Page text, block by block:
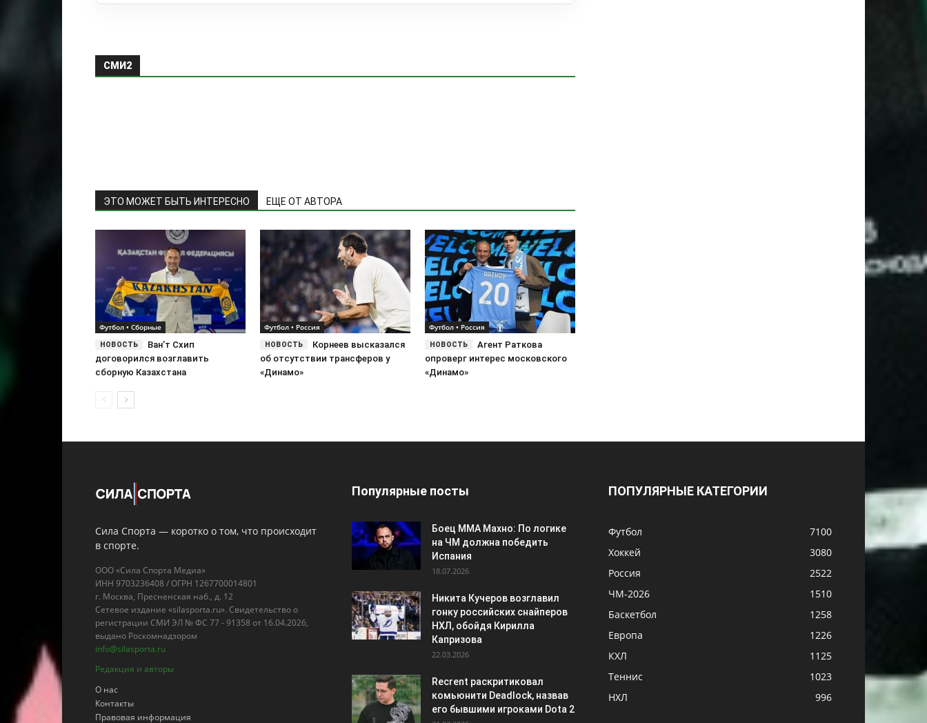
СМИ2
ЭТО МОЖЕТ БЫТЬ ИНТЕРЕСНО ЕЩЕ ОТ АВТОРА
Футбол • Сборные
Ван’т Схип
договорился возглавить
сборную Казахстана
Футбол • Россия
Корнеев высказался
об отсутствии трансферов у
«Динамо»
Футбол • Россия
Агент Раткова
опроверг интерес московского
«Динамо»
Сила Спорта — коротко о том, что происходит
в спорте.
ООО «Сила Спорта Медиа»
ИНН 9703236408 / ОГРН 1267700014801
г. Москва, Пресненская наб., д. 12
Сетевое издание «silasporta.ru». Свидетельство о
регистрации СМИ ЭЛ № ФС 77 - 91358 от 16.04.2026,
выдано Роскомнадзором
info@silasporta.ru
Редакция и авторы
О нас
Контакты
Правовая информация
Популярные посты
Боец ММА Махно: По логике
на ЧМ должна победить
Испания
18.07.2026
Никита Кучеров возглавил
гонку российских снайперов
НХЛ, обойдя Кирилла
Капризова
22.03.2026
Recrent раскритиковал
комьюнити Deadlock, назвав
его бывшими игроками Dota 2
ПОПУЛЯРНЫЕ КАТЕГОРИИ
Футбол
7100
Хоккей
3080
Россия
2522
ЧМ-2026
1510
Баскетбол
1258
Европа
1226
КХЛ
1125
Теннис
1023
НХЛ
996